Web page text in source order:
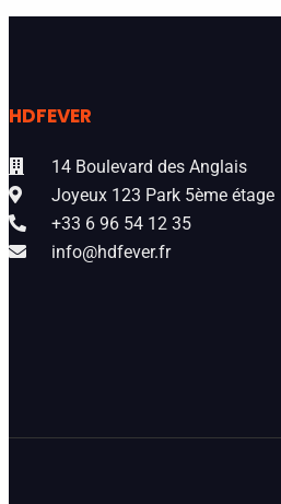
HDFEVER
14 Boulevard des Anglais
Joyeux 123 Park 5ème étage
+33 6 96 54 12 35
info@hdfever.fr